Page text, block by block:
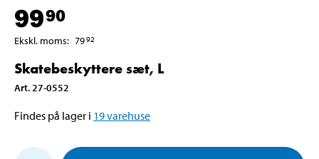
9990
Ekskl. moms: 7992
Skatebeskyttere sæt, L
Art. 27-0552
Findes på lager i 19varehuse